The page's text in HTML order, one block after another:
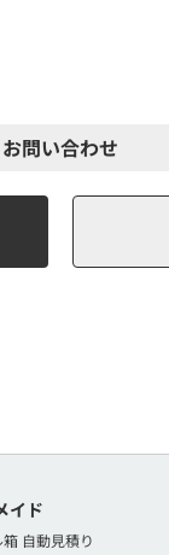
お問い合わせ
イド
自動見積り